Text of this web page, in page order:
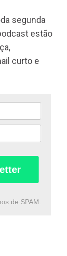
segunda
estão
curto e
de SPAM.